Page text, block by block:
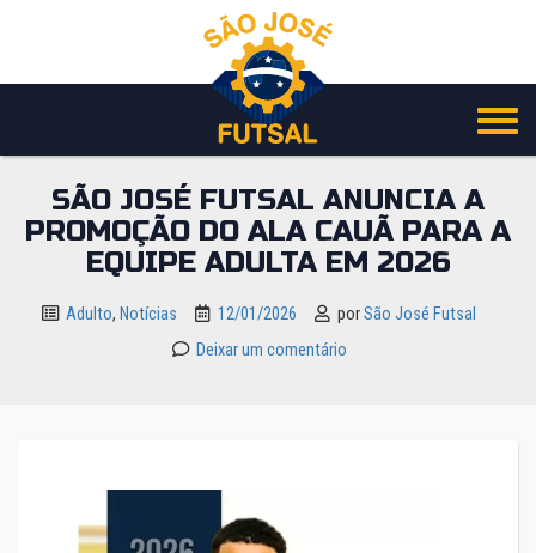
o
SÃO JOSÉ FUTSAL ANUNCIA A
PROMOÇÃO DO ALA CAUÃ PARA A
EQUIPE ADULTA EM 2026
Adulto, Notícias 12/01/2026 porSão José Futsal
Deixar um comentário